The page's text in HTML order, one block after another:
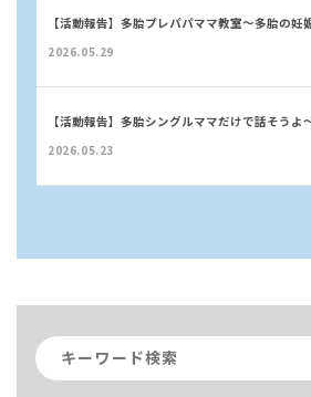
【活動報告】多胎プレパパママ教室〜多胎の妊
2026.05.29
【活動報告】多胎シングルママだけで話そうよ
2026.05.23